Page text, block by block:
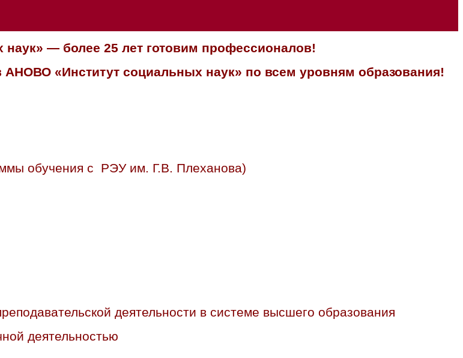
— более 25 лет готовим профессионалов!
«Институт социальных наук» по всем уровням образования!
обучения с РЭУ им. Г.В. Плеханова)
деятельности в системе высшего образования
деятельностью